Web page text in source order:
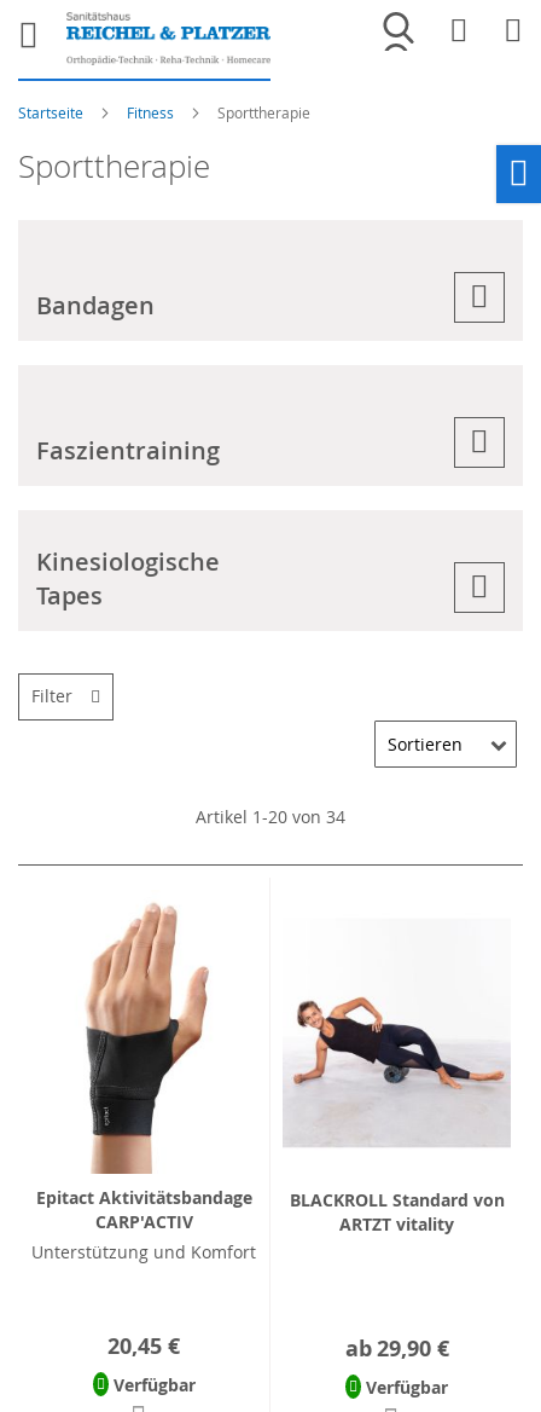
Merkliste
Startseite Fitness Sporttherapie
Sporttherapie
Bandagen
Faszientraining
Kinesiologische
Tapes
Artikel 1-20 von 34
Epitact Aktivitätsbandage
CARP'ACTIV
Unterstützung und Komfort
20,45 €
Verfügbar
BLACKROLL Standard von
ARTZT vitality
ab29,90 €
Verfügbar
Filter